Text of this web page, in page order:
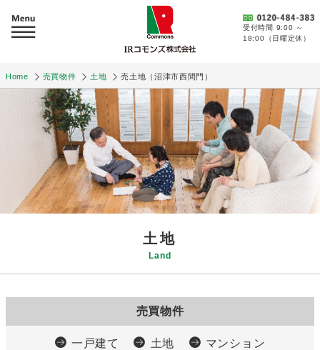
受付時間 9:00 ～
18:00（日曜定休）
Home 売買物件 土地 売土地（沼津市西間門）
土地
Land
売買物件
一戸建て 土地
マンション